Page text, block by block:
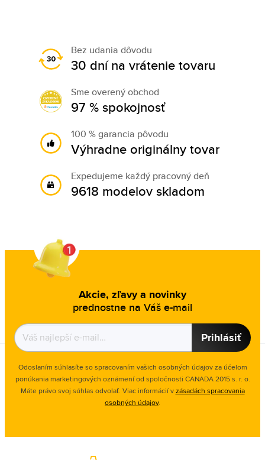
Bez udania dôvodu
30 dní na vrátenie tovaru
Sme overený obchod
97 % spokojnosť
100 % garancia pôvodu
Výhradne originálny tovar
Expedujeme každý pracovný deň
9618 modelov skladom
Akcie, zľavy a novinky
prednostne na Váš e-mail
Prihlásiť
Odoslaním súhlasíte so spracovaním vašich osobných údajov za účelom
ponúkania marketingových oznámení od spoločnosti CANADA 2015 s. r. o.
Máte právo svoj súhlas odvolať. Viac informácií vzásadách spracovania
osobných údajov.